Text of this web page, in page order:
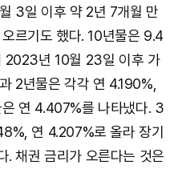
3일 이후 약 2년 7개월 만
르기도 했다. 10년물은 9.4
2023년 10월 23일 이후 가
2년물은 각각 연 4.190%,
연 4.407%를 나타냈다. 3
연 4.207%로 올라 장기
. 채권 금리가 오른다는 것은